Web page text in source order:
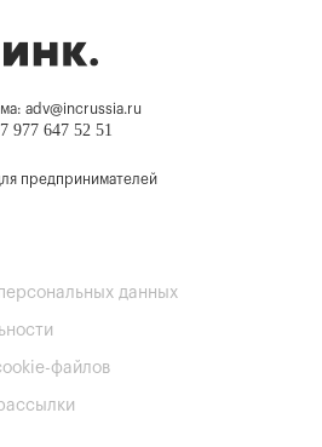
adv@incrussia.ru
977 647 52 51
предпринимателей
данных
файлов